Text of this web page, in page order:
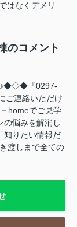
はなくデメリ
コメント
♪◆◇◆『0297-
ご連絡いただけ
homeでご見学
悩みを解消し
りたい情報だ
渡しまで全ての